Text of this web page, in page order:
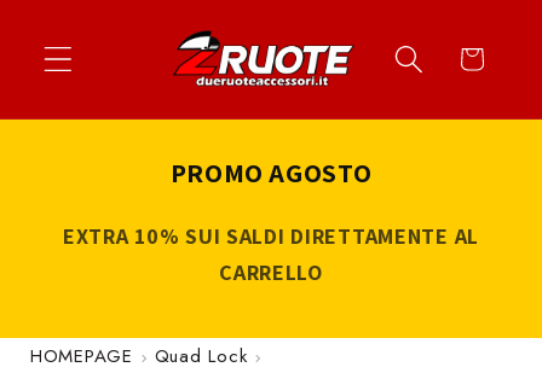
Vai al piè di página
Apri widget di accessibilità
ai contenuti
Carrello
PROMO AGOSTO
EXTRA 10% SUI SALDI DIRETTAMENTE AL
CARRELLO
HOMEPAGE
Quad Lock